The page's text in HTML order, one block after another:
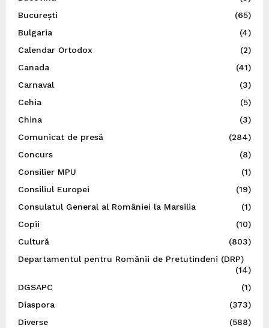
București
(65)
Bulgaria
(4)
Calendar Ortodox
(2)
Canada
(41)
Carnaval
(3)
Cehia
(5)
China
(3)
Comunicat de presă
(284)
Concurs
(8)
Consilier MPU
(1)
Consiliul Europei
(19)
Consulatul General al României la Marsilia
(1)
Copii
(10)
Cultură
(803)
Departamentul pentru Românii de Pretutindeni (DRP)
(14)
DGSAPC
(1)
Diaspora
(373)
Diverse
(588)